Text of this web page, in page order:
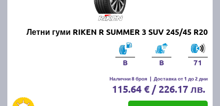
Летни гуми RIKEN R SUMMER 3 SUV 245/45 R20
B B 71
Налични 8 броя | Доставка от 1 до 2 дни
115.64 € / 226.17 лв.